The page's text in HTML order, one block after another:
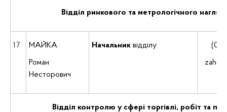
Відділ ринкового та метрологічного
17 МАЙКА
Роман
Несторович
Начальник відділу
Відділ контролю у сфері торгівлі, робіт та